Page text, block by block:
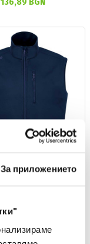
За приложението
Premium
BGN